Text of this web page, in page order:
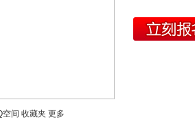
空间 收藏夹 更多